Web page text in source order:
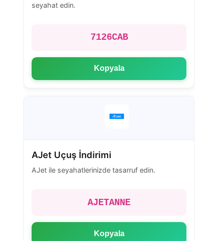
seyahat edin.
7126CAB
Kopyala
AJet Uçuş İndirimi
AJet ile seyahatlerinizde tasarruf edin.
AJETANNE
Kopyala